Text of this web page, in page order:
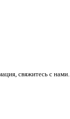
свяжитесь с нами.